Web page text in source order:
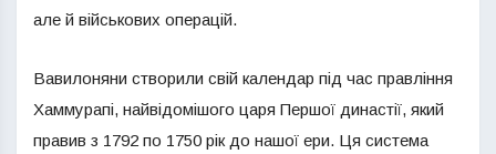
але й військових операцій.
Вавилоняни створили свій календар під час правління
Хаммурапі, найвідомішого царя Першої династії, який
правив з 1792 по 1750 рік до нашої ери. Ця система